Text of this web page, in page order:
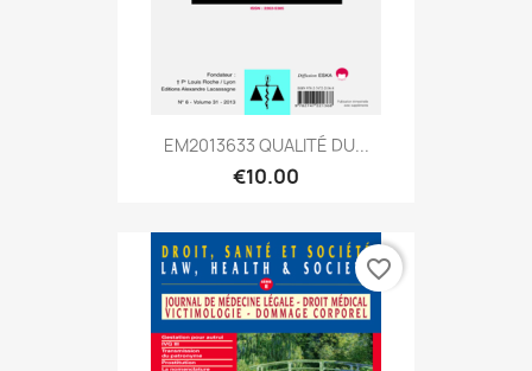
EM2013633 QUALITÉ DU...
€10.00
favorite_border